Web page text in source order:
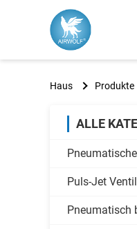
Haus Produkte
ALLE
Puls-Jet
Pneumatisch